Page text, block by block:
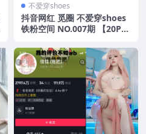
不爱穿shoes
抖音网红 觅圈 不爱穿shoes
铁粉空间 NO.007期 【20P4